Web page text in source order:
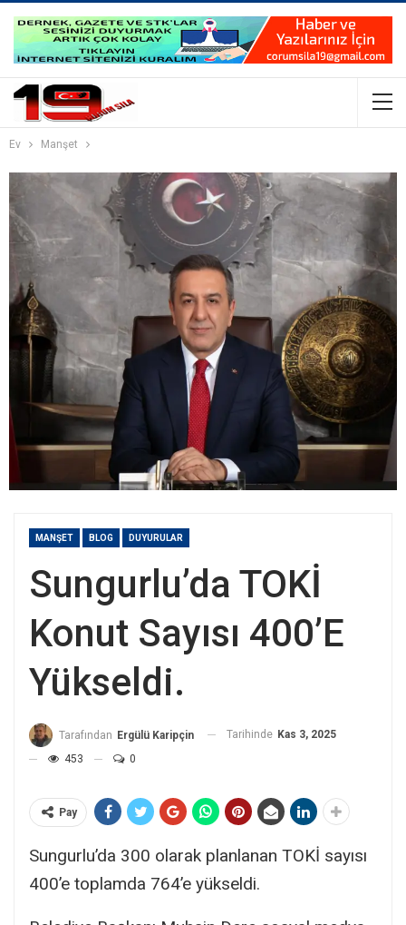
Ev Manşet
MANŞET BLOG DUYURULAR
Sungurlu’da TOKİ
Konut Sayısı 400’e
Yükseldi.
Tarafından Ergülü Karipçin Tarihinde Kas 3, 2025
453
0
Pay
Sungurlu’da 300 olarak planlanan TOKİ sayısı
400’e toplamda 764’e yükseldi.